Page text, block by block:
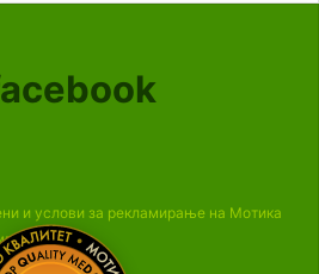
и услови за рекламирање на Мотика